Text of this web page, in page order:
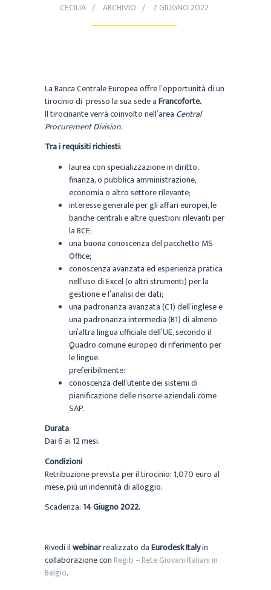
CECILIA ARCHIVIO 7 GIUGNO 2022
La Banca Centrale Europea offre l’opportunità di un
tirocinio di presso la sua sede aFrancoforte.
Il tirocinante verrà coinvolto nell’area Central
Procurement Division.
Tra i requisiti richiesti:
laurea con specializzazione in diritto,
finanza, o pubblica amministrazione,
economia o altro settore rilevante;
interesse generale per gli affari europei, le
banche centrali e altre questioni rilevanti per
la BCE;
una buona conoscenza del pacchetto MS
Office;
conoscenza avanzata ed esperienza pratica
nell’uso di Excel (o altri strumenti) per la
gestione e l’analisi dei dati;
una padronanza avanzata (C1) dell’inglese e
una padronanza intermedia (B1) di almeno
un’altra lingua ufficiale dell’UE, secondo il
Quadro comune europeo di riferimento per
le lingue.
preferibilmente:
conoscenza dell’utente dei sistemi di
pianificazione delle risorse aziendali come
SAP.
Durata
Dai 6 ai 12 mesi.
Condizioni
Retribuzione prevista per il tirocinio: 1,070 euro al
mese, più un’indennità di alloggio.
Scadenza: 14 Giugno 2022.
Rivedi ilwebinarrealizzato daEurodesk Italyin
collaborazione conRegib – Rete Giovani Italiani in
Belgio.